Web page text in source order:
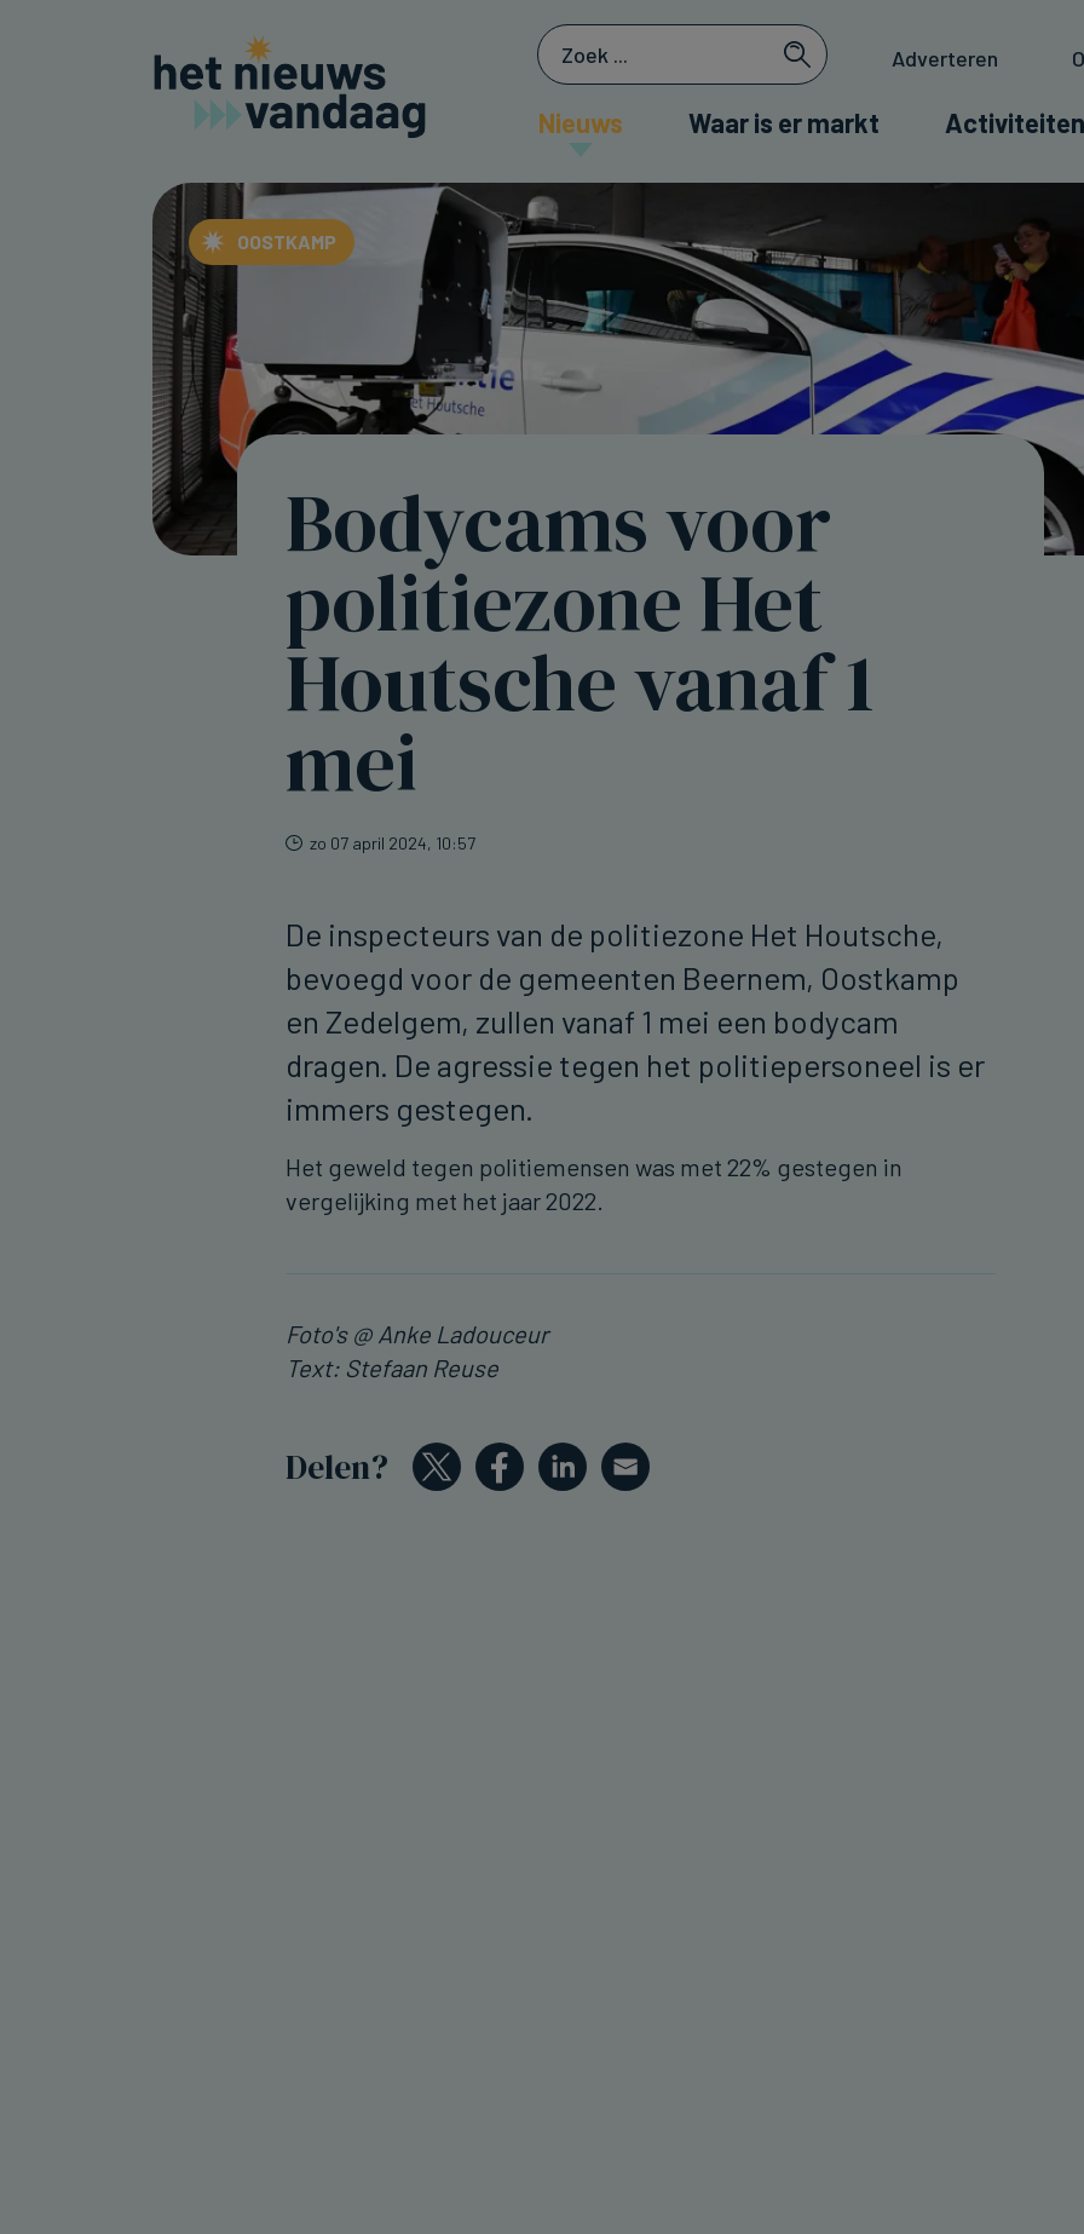
Adverteren
Nieuws Waar is er markt
OOSTKAMP
Bodycams voor
politiezone Het
Houtsche vanaf 1
mei
zo 07 april 2024, 10:57
De inspecteurs van de politiezone Het Houtsche,
bevoegd voor de gemeenten Beernem, Oostkamp
en Zedelgem, zullen vanaf 1 mei een bodycam
dragen. De agressie tegen het politiepersoneel is er
immers gestegen.
Het geweld tegen politiemensen was met 22% gestegen in
vergelijking met het jaar 2022.
Foto's @ Anke Ladouceur
Text: Stefaan Reuse
Delen?